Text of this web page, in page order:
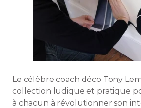
Le célèbre coach déco Tony
collection ludique et pratique
à chacun à révolutionner son